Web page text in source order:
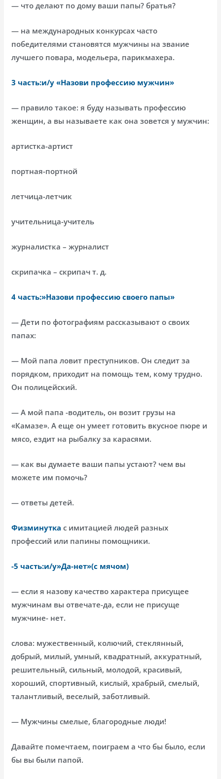
— что делают по дому ваши папы? братья?
— на международных конкурсах часто
победителями становятся мужчины на звание
лучшего повара, модельера, парикмахера.
3 часть:и/у «Назови профессию мужчин»
— правило такое: я буду называть профессию
женщин, а вы называете как она зовется у мужчин:
артистка-артист
портная-портной
летчица-летчик
учительница-учитель
журналистка – журналист
скрипачка – скрипач т. д.
4 часть:»Назови профессию своего папы»
— Дети по фотографиям рассказывают о своих
папах:
— Мой папа ловит преступников. Он следит за
порядком, приходит на помощь тем, кому трудно.
Он полицейский.
— А мой папа -водитель, он возит грузы на
«Камазе». А еще он умеет готовить вкусное пюре и
мясо, ездит на рыбалку за карасями.
— как вы думаете ваши папы устают? чем вы
можете им помочь?
— ответы детей.
Физминутка с имитацией людей разных
профессий или папины помощники.
-5 часть:и/у»Да-нет»(с мячом)
— если я назову качество характера присущее
мужчинам вы отвечате-да, если не присуще
мужчине- нет.
слова: мужественный, колючий, стеклянный,
добрый, милый, умный, квадратный, аккуратный,
решительный, сильный, молодой, красивый,
хороший, спортивный, кислый, храбрый, смелый,
талантливый, веселый, заботливый.
— Мужчины смелые, благородные люди!
Давайте помечтаем, поиграем а что бы было, если
бы вы были папой.